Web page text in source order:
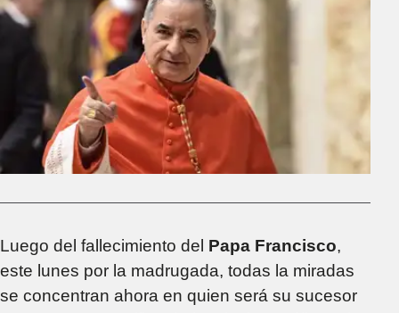
Luego del fallecimiento del Papa Francisco,
este lunes por la madrugada, todas la miradas
se concentran ahora en quien será su sucesor